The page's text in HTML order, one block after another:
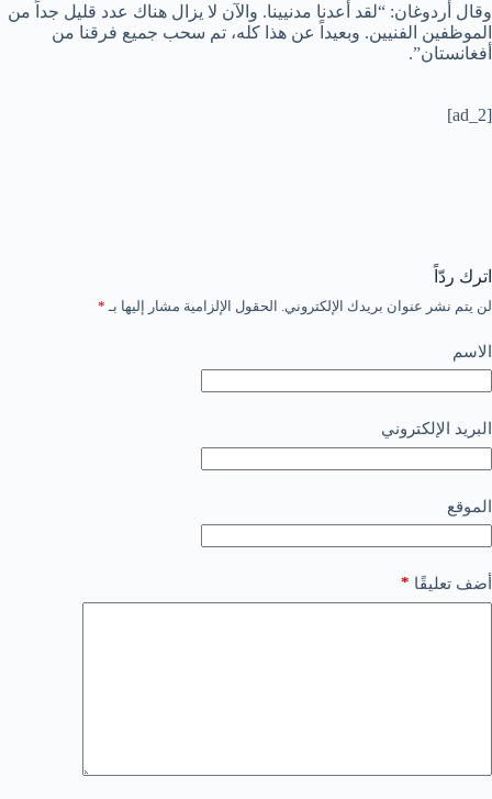
وقال أردوغان: “لقد أعدنا مدنيينا. والآن لا يزال هناك عدد قليل جداً من
الموظفين الفنيين. وبعيداً عن هذا كله، تم سحب جميع فرقنا من
أفغانستان”.
[ad_2]
اترك ردّاً
لن يتم نشر عنوان بريدك الإلكتروني. الحقول الإلزامية مشار إليها بـ *
الاسم
البريد الإلكتروني
الموقع
أضف تعليقًا *